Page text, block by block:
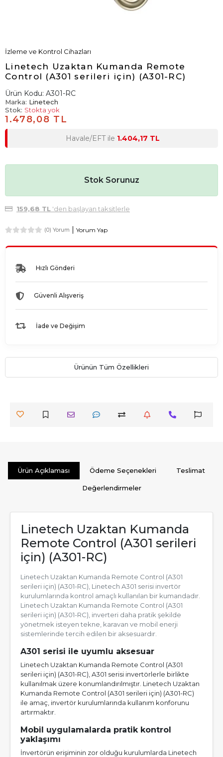
İzleme ve Kontrol Cihazları
Linetech Uzaktan Kumanda Remote
Control (A301 serileri için) (A301-RC)
Ürün Kodu: A301-RC
Marka: Linetech
Stok: Stokta yok
1.478,08 TL
Havale/EFT ile 1.404,17 TL
Stok Sorunuz
159,68 TL'den başlayan taksitlerle
(0) Yorum Yorum Yap
Hızlı Gönderi
Güvenli Alışveriş
İade ve Değişim
Ürünün Tüm Özellikleri
Ürün Açıklaması Ödeme Seçenekleri Teslimat
Değerlendirmeler
Linetech Uzaktan Kumanda
Remote Control (A301 serileri
için) (A301-RC)
Linetech Uzaktan Kumanda Remote Control (A301
serileri için) (A301-RC), Linetech A301 serisi invertör
kurulumlarında kontrol amaçlı kullanılan bir kumandadır.
Linetech Uzaktan Kumanda Remote Control (A301
serileri için) (A301-RC), inverteri daha pratik şekilde
yönetmek isteyen tekne, karavan ve mobil enerji
sistemlerinde tercih edilen bir aksesuardır.
A301 serisi ile uyumlu aksesuar
Linetech Uzaktan Kumanda Remote Control (A301
serileri için) (A301-RC), A301 serisi invertörlerle birlikte
kullanılmak üzere konumlandırılmıştır. Linetech Uzaktan
Kumanda Remote Control (A301 serileri için) (A301-RC)
ile amaç, invertör kurulumlarında kullanım konforunu
artırmaktır.
Mobil uygulamalarda pratik kontrol
yaklaşımı
İnvertörün erişiminin zor olduğu kurulumlarda Linetech